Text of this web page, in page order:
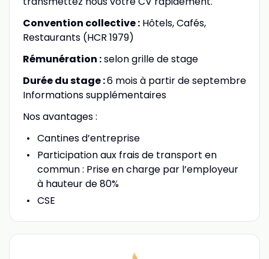
Convention collective :Hôtels, Cafés,
Restaurants (HCR 1979)
Rémunération :selon grille de stage
Durée du stage :6 mois à partir de septembre
Informations supplémentaires
Nos avantages :
Cantines d’entreprise
Participation aux frais de transport en
commun : Prise en charge par l’employeur
à hauteur de 80%
CSE